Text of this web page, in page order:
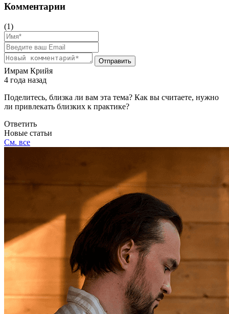
Комментарии
(1)
Отправить
Имрам Крийя
4 года назад
Поделитесь, близка ли вам эта тема? Как вы считаете, нужно
ли привлекать близких к практике?
Ответить
Новые статьи
См. все